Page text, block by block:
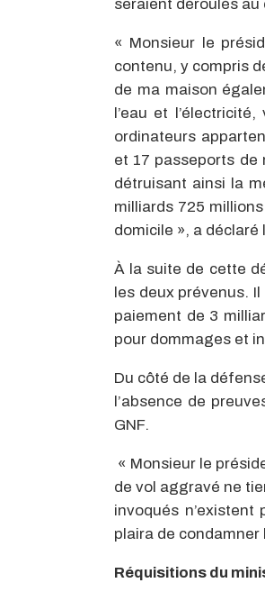
seraient déroulés au
« Monsieur le
contenu, y compris
de ma maison
l’eau et
ordinateurs
et 17 passeports de
détruisant ainsi la
milliards 725
domicile », a déclaré
À la suite de cette
les deux prévenus.
paiement de 3
pour dommages et
Du côté de la
l’absence de
GNF.
« Monsieur le
de vol aggravé ne
invoqués
plaira de
Réquisitions du